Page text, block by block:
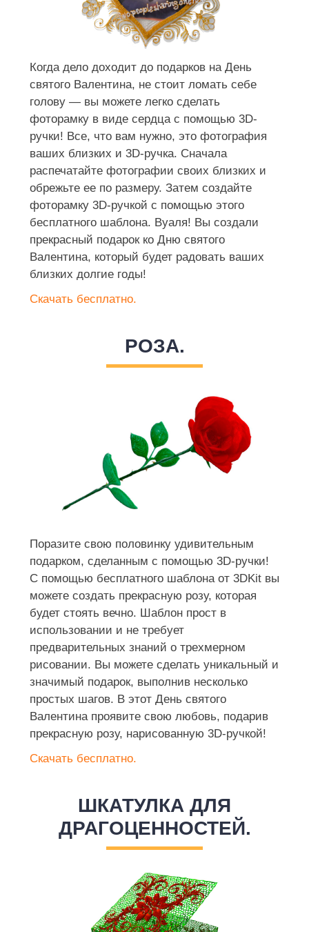
Когда дело доходит до подарков на День
святого Валентина, не стоит ломать себе
голову — вы можете легко сделать
фоторамку в виде сердца с помощью 3D-
ручки! Все, что вам нужно, это фотография
ваших близких и 3D-ручка. Сначала
распечатайте фотографии своих близких и
обрежьте ее по размеру. Затем создайте
фоторамку 3D-ручкой с помощью этого
бесплатного шаблона. Вуаля! Вы создали
прекрасный подарок ко Дню святого
Валентина, который будет радовать ваших
близких долгие годы!
Скачать бесплатно.
РОЗА.
Поразите свою половинку удивительным
подарком, сделанным с помощью 3D-ручки!
С помощью бесплатного шаблона от 3DKit вы
можете создать прекрасную розу, которая
будет стоять вечно. Шаблон прост в
использовании и не требует
предварительных знаний о трехмерном
рисовании. Вы можете сделать уникальный и
значимый подарок, выполнив несколько
простых шагов. В этот День святого
Валентина проявите свою любовь, подарив
прекрасную розу, нарисованную 3D-ручкой!
Скачать бесплатно.
ШКАТУЛКА ДЛЯ
ДРАГОЦЕННОСТЕЙ.